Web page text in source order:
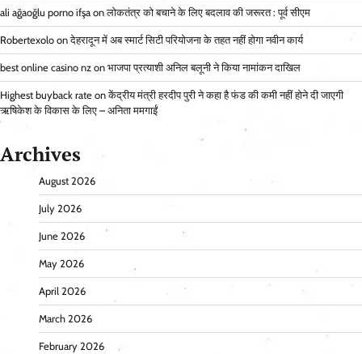
ali ağaoğlu porno ifşa onलोकतंत्र को बचाने के लिए बदलाव की जरूरत : पूर्व सीएम
Robertexolo onदेहरादून में अब स्मार्ट सिटी परियोजना के तहत नहीं होगा नवीन कार्य
best online casino nz on भाजपा प्रत्याशी अनिल बलूनी ने किया नामांकन दाखिल
Highest buyback rate onकेंद्रीय मंत्री हरदीप पुरी ने कहा है फंड की कमी नहीं होने दी जाएगी
ऋषिकेश के विकास के लिए – अनिता ममगाईं
Archives
August 2026
July 2026
June 2026
May 2026
April 2026
March 2026
February 2026